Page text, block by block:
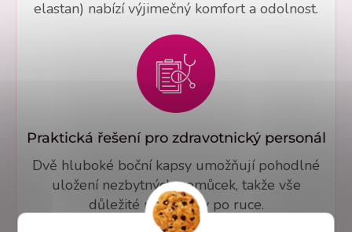
elastan) nabízí výjimečný komfort a odolnost.
Praktická řešení pro zdravotnický personál
Dvě hluboké boční kapsy umožňují pohodlné
uložení nezbytných pomůcek, takže vše
důležité máte vždy po ruce.